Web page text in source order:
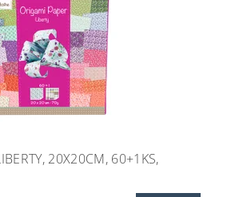
20X20CM, 60+1KS,